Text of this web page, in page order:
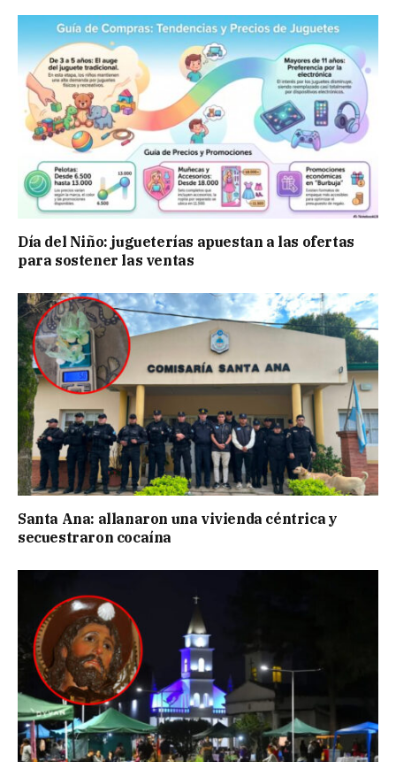
Día del Niño: jugueterías apuestan a las ofertas
para sostener las ventas
Santa Ana: allanaron una vivienda céntrica y
secuestraron cocaína